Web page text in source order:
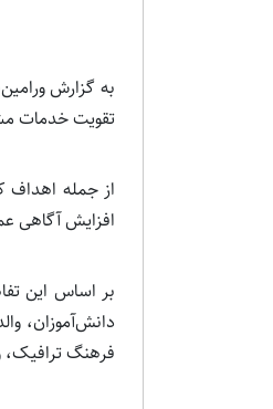
به گزارش
تقویت خدمات
از جمله اهداف
افزایش آگاهی
بر اساس این
دانش‌آموزان،
فرهنگ ترافیک،